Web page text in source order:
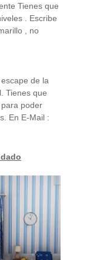
Tienes que
. Escribe
, no
de la
Tienes que
poder
En E-Mail :